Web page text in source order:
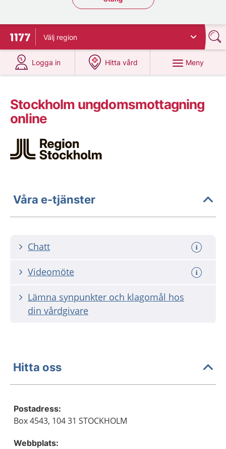
Till startsidan för 1177
Välj region
Logga in
på 1177.se
Hitta vård
på 1177.se
Meny
Stockholm ungdoms­mottagning
online
Våra e-tjänster
Chatt
Videomöte
Lämna synpunkter och klagomål hos
din vårdgivare
Hitta oss
Postadress:
Box 4543, 104 31 STOCKHOLM
Webbplats: